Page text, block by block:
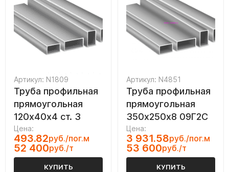
Артикул: N1809
Труба профильная
прямоугольная
120х40х4 ст. 3
Цена:
493.82руб./пог.м
52 400руб./т
КУПИТЬ
Артикул: N4851
Труба профильная
прямоугольная
350х250х8 09Г2С
Цена:
3 931.58руб./пог.м
53 600руб./т
КУПИТЬ